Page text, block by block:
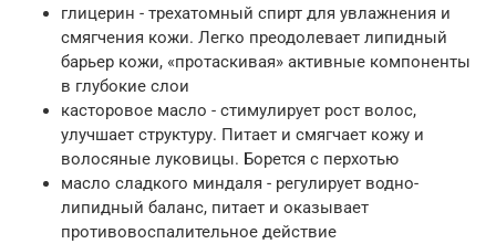
глицерин - трехатомный спирт для увлажнения и
смягчения кожи. Легко преодолевает липидный
барьер кожи, «протаскивая» активные компоненты
в глубокие слои
касторовое масло - стимулирует рост волос,
улучшает структуру. Питает и смягчает кожу и
волосяные луковицы. Борется с перхотью
масло сладкого миндаля - регулирует водно-
липидный баланс, питает и оказывает
противовоспалительное действие